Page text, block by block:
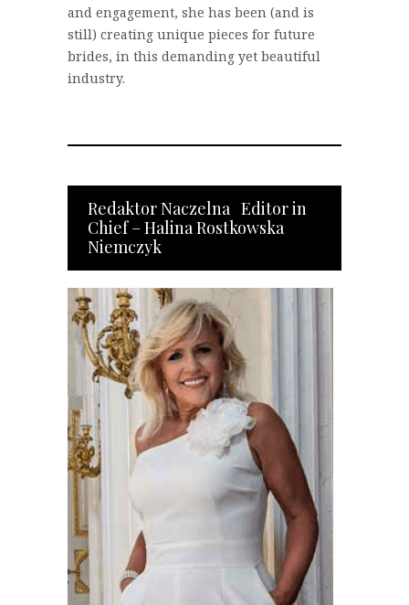
and engagement, she has been (and is
still) creating unique pieces for future
brides, in this demanding yet beautiful
industry.
Redaktor Naczelna Editor in
Chief – Halina Rostkowska
Niemczyk